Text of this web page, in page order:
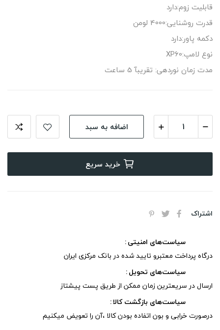
قابلیت زوم:دارد
قدرت روشنایی:4000 لومن
دکمه پاور:دارد
نوع لامپ:XP60
مدت زمان نوردهی: تقریبآ 5 ساعت
اضافه به سبد
خرید سریع
اشتراک
سیاست‌های امنیتی
درگاه پرداخت معتبرو تایید شده در بانک مرکزی ایران
سیاست‌های تحویل
ارسال در سریعترین زمان ممکن از طریق پست پیشتاز
سیاست‌های بازگشت کالا
درصورت خرابی و بون اتفاده بودن کالا ،آن را تعویض میکنیم